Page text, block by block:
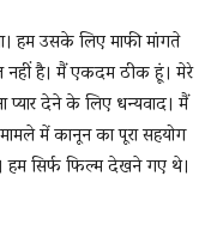
हम उसके लिए माफी मांगते
नहीं है। मैं एकदम ठीक हूं। मेरे
देने के लिए धन्यवाद। मैं
में कानून का पूरा सहयोग
हम सिर्फ फिल्म देखने गए थे।